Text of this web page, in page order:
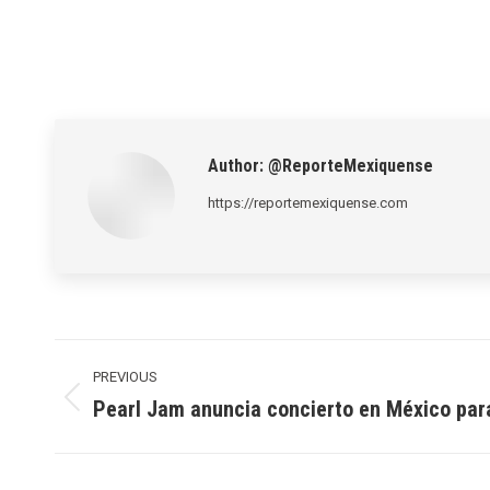
Author: @ReporteMexiquense
https://reportemexiquense.com
navigation
PREVIOUS
Previous
Pearl Jam anuncia concierto en México